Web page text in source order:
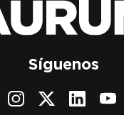
Síguenos